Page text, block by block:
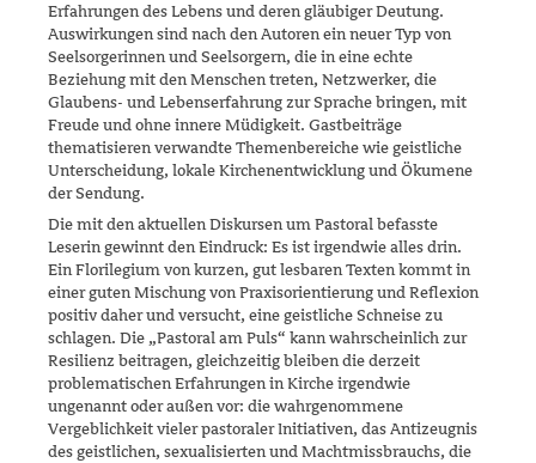
Erfah­rungen des Lebens und deren gläubiger Deutung.
Auswirkungen sind nach den Autoren ein neuer Typ von
Seelsorgerinnen und Seelsorgern, die in eine echte
Beziehung mit den Menschen treten, Netzwerker, die
Glaubens- und Lebenserfahrung zur Sprache bringen, mit
Freude und ohne innere Müdigkeit. Gastbeiträge
thematisieren verwandte The­menbereiche wie geistliche
Unterscheidung, lokale Kirchenentwick­lung und Ökumene
der Sendung.
Die mit den aktuellen Diskursen um Pastoral befasste
Leserin gewinnt den Eindruck: Es ist irgendwie alles drin.
Ein Florilegium von kurzen, gut lesbaren Texten kommt in
einer guten Mischung von Praxisorientie­rung und Reflexion
positiv daher und versucht, eine geistliche Schneise zu
schlagen. Die „Pastoral am Puls“ kann wahrscheinlich zur
Resilienz beitragen, gleichzeitig bleiben die derzeit
problematischen Erfahrungen in Kirche irgendwie
ungenannt oder außen vor: die wahrgenommene
Vergeblichkeit vieler pastoraler Initiativen, das Antizeugnis
des geist­lichen, sexualisierten und Machtmissbrauchs, die